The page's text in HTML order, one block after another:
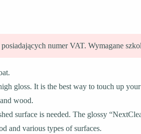
numer VAT. Wymagane
gloss. It is the best way to touch up
wood.
surface is needed. The glossy
and various types of surfaces.